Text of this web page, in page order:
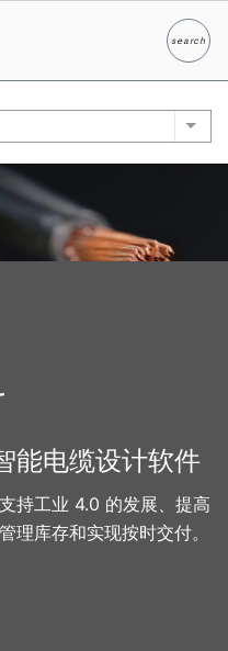
searchSearch
List
能电缆设计软件
持工业 4.0 的发展、提高
理库存和实现按时交付。